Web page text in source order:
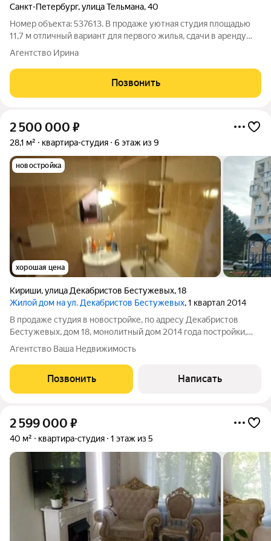
Санкт-Петербург,улица Тельмана,40
Номер объекта: 537613. В продаже уютная студия площадью
11,7 м отличный вариант для первого жилья, сдачи в аренду
или инвестиций. Несмотря на компактный размер, здесь есть
всё необходимое для комфортной жизни: Собственный
совмещенный санузел с
Агентство Ирина
Позвонить
2 500 000 ₽
28,1 м² квартира-студия 6 этаж из 9
новостройка
хорошая цена
Кириши,улица Декабристов Бестужевых,18
Жилой дом на ул. Декабристов Бестужевых, 1 квартал 2014
В продаже студия в новостройке, по адресу Декабристов
Бестужевых, дом 18, монолитный дом 2014 года постройки,
расположена на седьмом этаже из девяти, лоджия -
стеклопакеты, прекрасный вид!, состояние обычное, жилое,
просторный санузел, удобная
Агентство Ваша Недвижимость
Позвонить Написать
2 599 000 ₽
40 м² квартира-студия 1 этаж из 5